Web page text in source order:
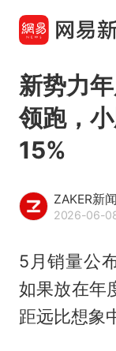
新势力
领跑，
15%
ZAKER新闻
2026-06-
5月销量公
如果放在年
距远比想象